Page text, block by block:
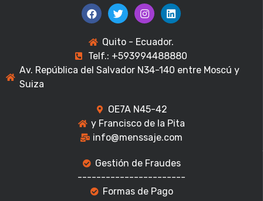
Quito - Ecuador.
Telf.: +593994488880
Av. República del Salvador N34-140 entre Moscú y
Suiza
OE7A N45-42
y Francisco de la Pita
info@menssaje.com
Gestión de Fraudes
-----------------------
Formas de Pago